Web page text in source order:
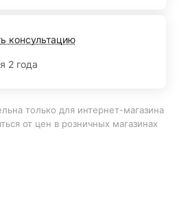
консультацию
2 года
только для интернет-магазина
от цен в розничных магазинах